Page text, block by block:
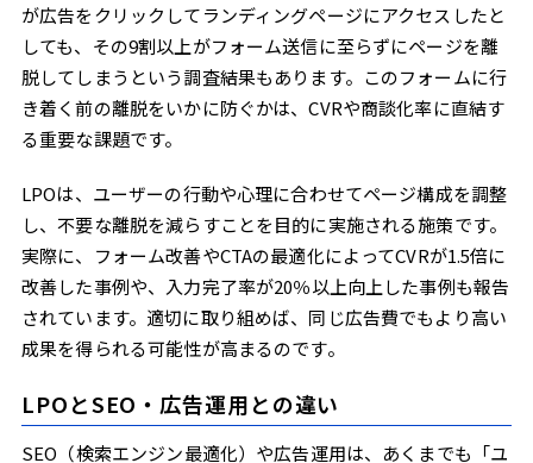
が広告をクリックしてランディングページにアクセスしたと
しても、その9割以上がフォーム送信に至らずにページを離
脱してしまうという調査結果もあります。このフォームに行
き着く前の離脱をいかに防ぐかは、CVRや商談化率に直結す
る重要な課題です。
LPOは、ユーザーの行動や心理に合わせてページ構成を調整
し、不要な離脱を減らすことを目的に実施される施策です。
実際に、フォーム改善やCTAの最適化によってCVRが1.5倍に
改善した事例や、入力完了率が20％以上向上した事例も報告
されています。適切に取り組めば、同じ広告費でもより高い
成果を得られる可能性が高まるのです。
LPOとSEO・広告運用との違い
SEO（検索エンジン最適化）や広告運用は、あくまでも「ユ